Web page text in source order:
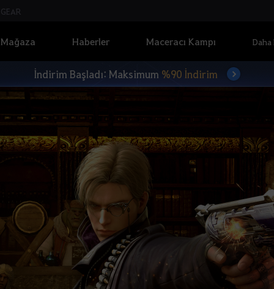
GEAR
Mağaza Haberler Maceracı Kampı Daha
İndirim Başladı: Maksimum %90 İndirim